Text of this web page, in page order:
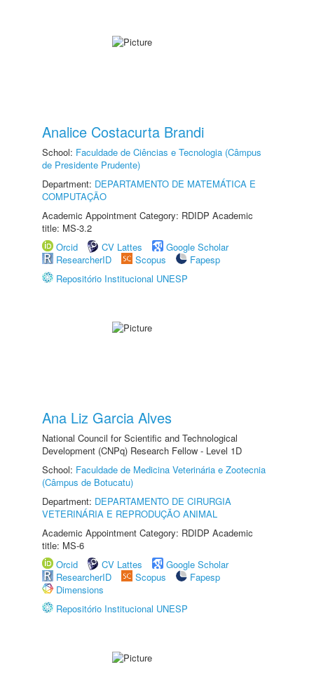
Analice Costacurta Brandi
School: Faculdade de Ciências e Tecnologia (Câmpus
de Presidente Prudente)
Department: DEPARTAMENTO DE MATEMÁTICA E
COMPUTAÇÃO
Academic Appointment Category: RDIDP Academic
title: MS-3.2
Orcid
CV Lattes
Google Scholar
ResearcherID
Scopus
Fapesp
Repositório Institucional UNESP
Ana Liz Garcia Alves
National Council for Scientific and Technological
Development (CNPq) Research Fellow - Level 1D
School: Faculdade de Medicina Veterinária e Zootecnia
(Câmpus de Botucatu)
Department: DEPARTAMENTO DE CIRURGIA
VETERINÁRIA E REPRODUÇÃO ANIMAL
Academic Appointment Category: RDIDP Academic
title: MS-6
Orcid
CV Lattes
Google Scholar
ResearcherID
Scopus
Fapesp
Dimensions
Repositório Institucional UNESP